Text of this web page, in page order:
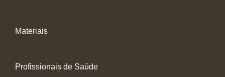
Materiais
Profissionais de Saúde